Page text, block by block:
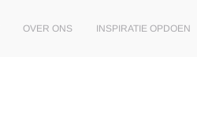
OVER ONS INSPIRATIE OPDOEN